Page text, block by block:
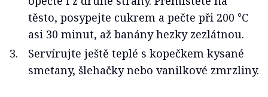
těsto, posypejte cukrem a pečte při 200 °C
asi 30 minut, až banány hezky zezlátnou.
Servírujte ještě teplé s kopečkem kysané
smetany, šlehačky nebo vanilkové zmrzliny.